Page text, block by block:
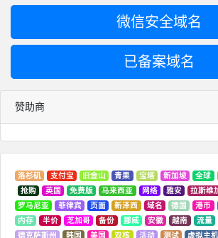
微信安全域名
已备案域名
赞助商
洛杉矶 支付宝 旧金山 青果 宝塔 新加坡 全球
抢购
英国 免费版 马来西亚 网络 雅安 拉斯维
罗马尼亚
菲律宾 页面 新泽西 域名 德国 港币
内存
半价 芝加哥 备份 挪威 安徽 越南 流量
德克萨斯州
韩国 美国 双核 活动 测试 虚拟主机